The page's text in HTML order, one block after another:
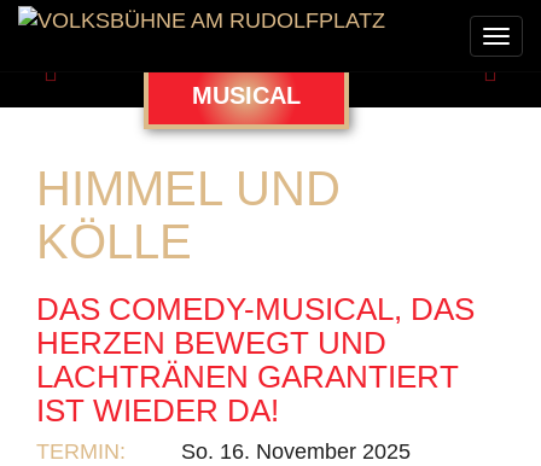
Zurück MUSICAL
HIMMEL UND
KÖLLE
DAS COMEDY-MUSICAL, DAS
HERZEN BEWEGT UND
LACHTRÄNEN GARANTIERT
IST WIEDER DA!
TERMIN:
So. 16. November 2025